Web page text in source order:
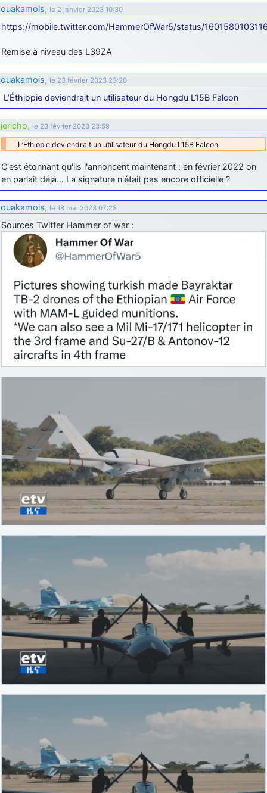
d9pouces: Joyeux Noël à tous !
d9pouces
comme le Prytanée dans la Sarthe, ça ne peut pas faire de mal !
d9pouces: C'est plutôt après le lycée, voire après une prépa
scientifique, tu as donc encore un peu de temps devant toi
yaellerigolow: bonjour a tous je suis un élève de première
le lycée pour s'orienter et pouvoir devenir officier de l'armée de l'air?
d9pouces: lesquels, par exemple ?
mahmoud
les photo des anciens appareils de l'armée de l'air de la haute -volta
d9pouces: Ça me casse quand même bien les pieds, j’avoue
jericho: Pour moi tout est à nouveau OK dirait-on… Merci à toi.
d9pouces
: En espérant n’avoir coupé les accessoires de personne
au passage !
d9pouces : j'ai trouvé un palliatif un peu violent, mais ça devrait aller
un peu mieux
d9pouces
: cette fois, c'est le Brésil et Singapour qui mettent le site
par terre
jericho: Ah ben je peux te confirmer que j'étais resté dans le filtre…
d9pouces: Désolé ! Mon filtrage a été un peu trop violent
manifestement
ouakamois, le 2 janvier 2023 10:30
https://mobile.twitter.com/HammerOfWar5/status/
Remise à niveau des L39ZA
ouakamois, le 23 février 2023 23:20
L’Éthiopie deviendrait un utilisateur du Hongdu L15B Falcon
jericho, le 23 février 2023 23:59
L’Éthiopie deviendrait un utilisateur du Hongdu L15B Falcon
C'est étonnant qu'ils l'annoncent maintenant : en février 2022 on
en parlait déjà… La signature n'était pas encore officielle ?
ouakamois, le 18 mai 2023 07:28
Sources Twitter Hammer of war :